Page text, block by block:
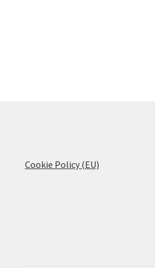
Cookie Policy (EU)